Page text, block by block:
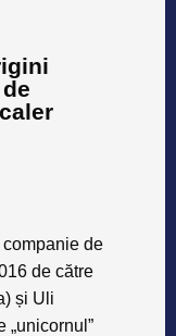
de
de către
și Uli
„unicornul”